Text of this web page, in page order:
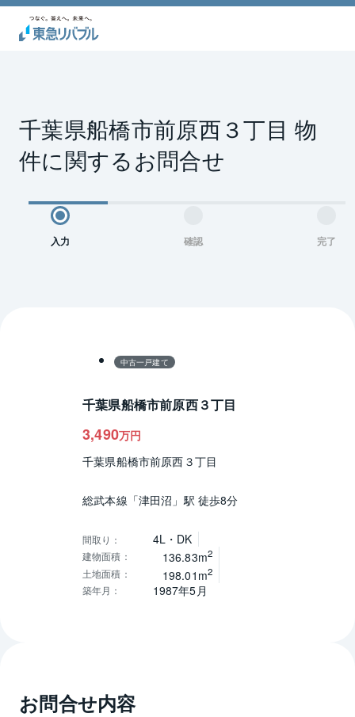
千葉県船橋市前原西３丁目 物
件に関するお問合せ
入力 確認 完了
中古一戸建て
千葉県船橋市前原西３丁目
3,490万円
千葉県船橋市前原西３丁目
総武本線「津田沼」駅 徒歩8分
間取り ： 4L・DK
建物面積 ： 136.83m2
土地面積 ： 198.01m2
築年月 ： 1987年5月
お問合せ内容